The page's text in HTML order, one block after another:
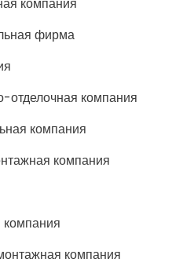
фирма
отделочная компания
компания
компания
компания